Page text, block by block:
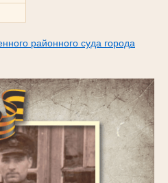
районного суда города